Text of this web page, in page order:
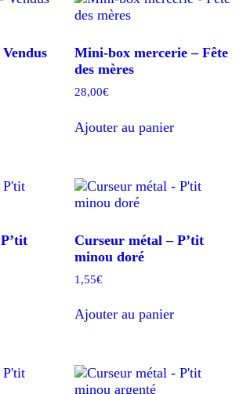
Mini-box mercerie – Fête
des mères
28,00€
Ajouter au panier
Curseur métal – P’tit
minou doré
1,55€
Ajouter au panier